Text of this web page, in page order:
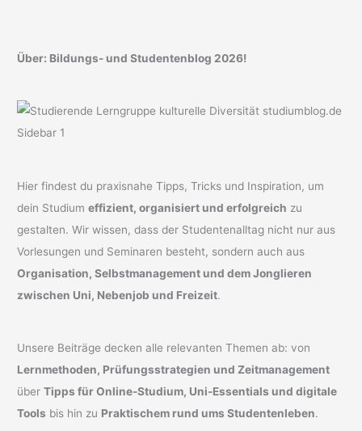
Über: Bildungs- und Studentenblog 2026!
Hier findest du praxisnahe Tipps, Tricks und Inspiration, um
dein Studiumeffizient, organisiert und erfolgreich zu
gestalten. Wir wissen, dass der Studentenalltag nicht nur aus
Vorlesungen und Seminaren besteht, sondern auch aus
Organisation, Selbstmanagement und dem Jonglieren
zwischen Uni, Nebenjob und Freizeit.
Unsere Beiträge decken alle relevanten Themen ab: von
Lernmethoden, Prüfungsstrategien und Zeitmanagement
überTipps für Online-Studium, Uni-Essentials und digitale
Tools bis hin zu Praktischem rund ums Studentenleben.